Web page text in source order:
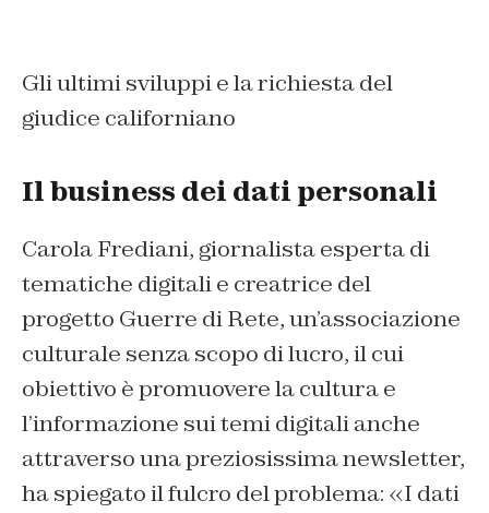
Gli ultimi sviluppi e la richiesta del
giudice californiano
Il business dei dati personali
Carola Frediani, giornalista esperta di
tematiche digitali e creatrice del
progetto Guerre di Rete, un’associazione
culturale senza scopo di lucro, il cui
obiettivo è promuovere la cultura e
l’informazione sui temi digitali anche
attraverso una preziosissima newsletter,
ha spiegato il fulcro del problema: «I dati